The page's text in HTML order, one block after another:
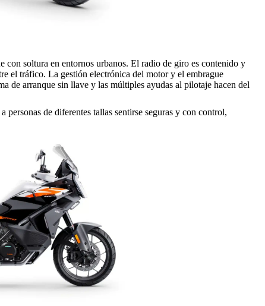
soltura en entornos urbanos. El radio de giro es contenido y
el tráfico. La gestión electrónica del motor y el embrague
de arranque sin llave y las múltiples ayudas al pilotaje hacen del
de diferentes tallas sentirse seguras y con control,